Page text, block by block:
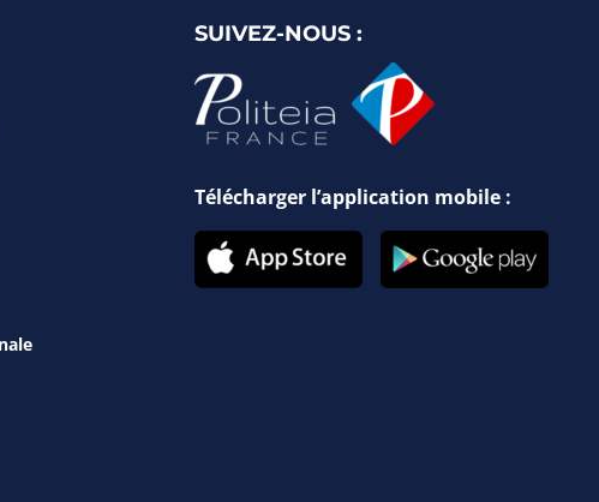
SUIVEZ-NOUS :
Télécharger l’application mobile :